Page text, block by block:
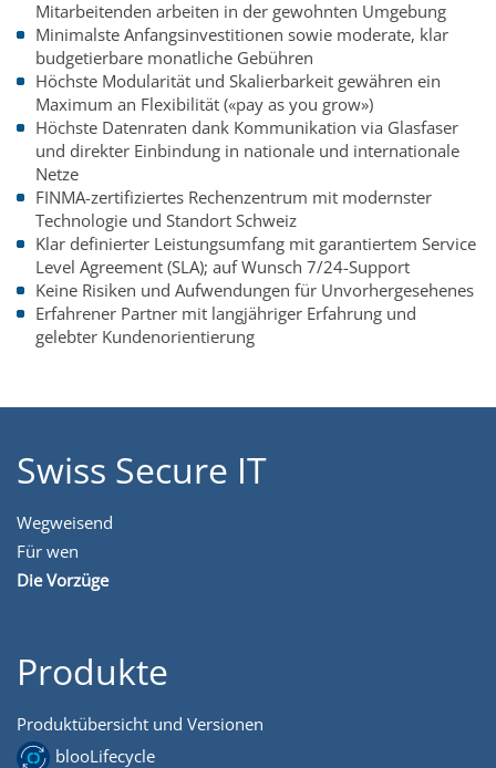
Mitarbeitenden arbeiten in der gewohnten Umgebung
Minimalste Anfangsinvestitionen sowie moderate, klar
budgetierbare monatliche Gebühren
Höchste Modularität und Skalierbarkeit gewähren ein
Maximum an Flexibilität («pay as you grow»)
Höchste Datenraten dank Kommunikation via Glasfaser
und direkter Einbindung in nationale und internationale
Netze
FINMA-zertifiziertes Rechenzentrum mit modernster
Technologie und Standort Schweiz
Klar definierter Leistungsumfang mit garantiertem Service
Level Agreement (SLA); auf Wunsch 7/24-Support
Keine Risiken und Aufwendungen für Unvorhergesehenes
Erfahrener Partner mit langjähriger Erfahrung und
gelebter Kundenorientierung
Swiss Secure IT
Wegweisend
Für wen
Die Vorzüge
Produkte
Produktübersicht und Versionen
blooLifecycle